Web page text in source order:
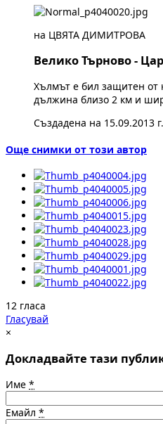
на ЦВЯТА ДИМИТРОВА
Велико Търново -
Хълмът е бил защитен от
дължина близо 2 км и
Създадена на 15.09.2013
Още снимки от този автор
12 гласа
Гласувай
×
Докладвайте тази
Име *
Емайл *